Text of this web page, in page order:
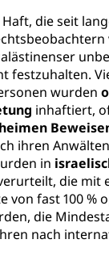
die seit
festzuhalten.
wurden
inhaftiert,
ihren
in
die mit
von fast 100 %
die
nach